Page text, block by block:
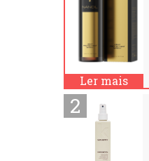
Ler mais